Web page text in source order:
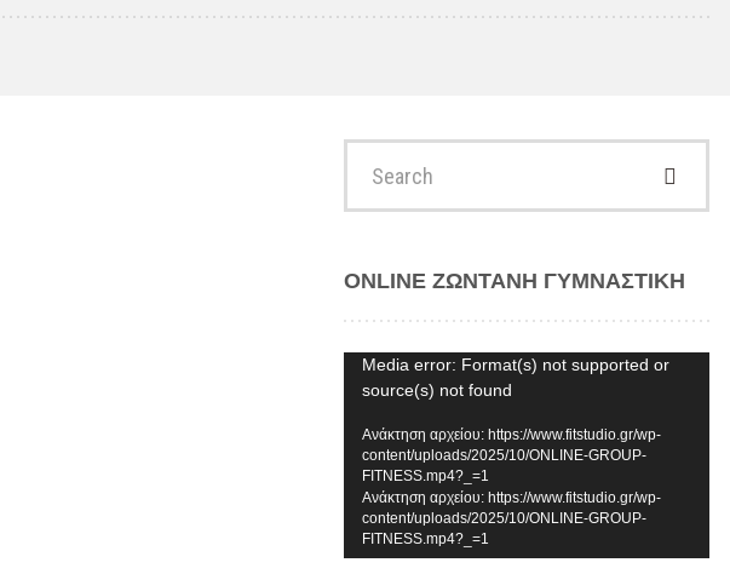
ONLINE ΖΩΝΤΑΝΗ ΓΥΜΝΑΣΤΙΚΗ
Πρόγραμμα
Αναπαραγωγής
Βίντεο
Media error: Format(s) not supported or
source(s) not found
Ανάκτηση αρχείου: https://www.fitstudio.gr/wp-
content/uploads/2025/10/ONLINE-GROUP-
FITNESS.mp4?_=1
Ανάκτηση αρχείου: https://www.fitstudio.gr/wp-
content/uploads/2025/10/ONLINE-GROUP-
FITNESS.mp4?_=1